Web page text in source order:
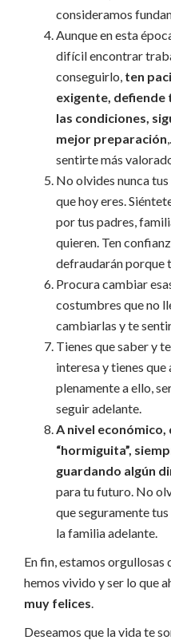
consideramos
Aunque en esta
difícil encontrar
conseguirlo, ten
exigente, defiende
las condiciones,
mejor preparación
sentirte más
No olvides nunca
que hoy eres.
por tus padres,
quieren. Ten
defraudarán porque
Procura cambiar
costumbres que no
cambiarlas y te
Tienes que saber y
interesa y tienes
plenamente a ello,
seguir adelante.
A nivel económico,
“hormiguita”,
guardando algún
para tu futuro. No
que seguramente
la familia adelante.
En fin, estamos
hemos vivido y ser lo que
muy felices.
Deseamos que la vida te